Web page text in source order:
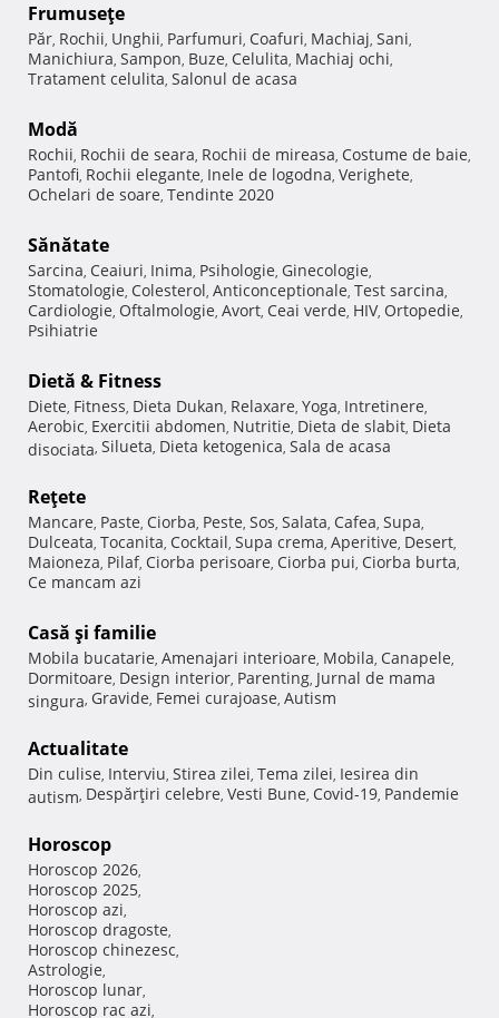
Frumuseţe
Păr, Rochii, Unghii, Parfumuri, Coafuri, Machiaj, Sani,
Manichiura, Sampon, Buze, Celulita, Machiaj ochi,
Tratament celulita, Salonul de acasa
Modă
Rochii, Rochii de seara, Rochii de mireasa, Costume de baie,
Pantofi, Rochii elegante, Inele de logodna, Verighete,
Ochelari de soare, Tendinte 2020
Sănătate
Sarcina, Ceaiuri, Inima, Psihologie, Ginecologie,
Stomatologie, Colesterol, Anticonceptionale, Test sarcina,
Cardiologie, Oftalmologie, Avort, Ceai verde, HIV, Ortopedie,
Psihiatrie
Dietă & Fitness
Diete, Fitness, Dieta Dukan, Relaxare, Yoga, Intretinere,
Aerobic, Exercitii abdomen, Nutritie, Dieta de slabit, Dieta
disociata, Silueta, Dieta ketogenica, Sala de acasa
Reţete
Mancare, Paste, Ciorba, Peste, Sos, Salata, Cafea, Supa,
Dulceata, Tocanita, Cocktail, Supa crema, Aperitive, Desert,
Maioneza, Pilaf, Ciorba perisoare, Ciorba pui, Ciorba burta,
Ce mancam azi
Casă şi familie
Mobila bucatarie, Amenajari interioare, Mobila, Canapele,
Dormitoare, Design interior, Parenting, Jurnal de mama
singura, Gravide, Femei curajoase, Autism
Actualitate
Din culise, Interviu, Stirea zilei, Tema zilei, Iesirea din
autism, Despărţiri celebre, Vesti Bune, Covid-19, Pandemie
Horoscop
Horoscop 2026,
Horoscop 2025,
Horoscop azi,
Horoscop dragoste,
Horoscop chinezesc,
Astrologie,
Horoscop lunar,
Horoscop rac azi,